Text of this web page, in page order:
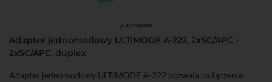
Adapter jednomodowy ULTIMODE A-222, 2xSC/APC -
2xSC/APC, duplex
Adapter jednomodowy ULTIMODE A-222 pozwala na łączenie